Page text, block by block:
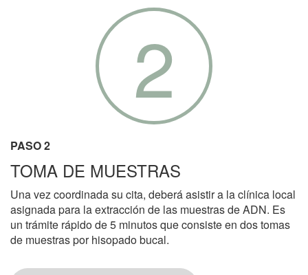
2
PASO 2
TOMA DE MUESTRAS
Una vez coordinada su cita, deberá asistir a la clínica local
asignada para la extracción de las muestras de ADN. Es
un trámite rápido de 5 minutos que consiste en dos tomas
de muestras por hisopado bucal.